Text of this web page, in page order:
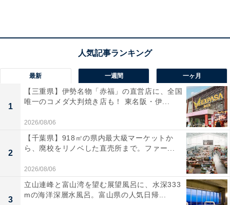
良しハグ”のデザインがされています。さらにハグをして
いるキャラたちの背景には、人気の高いコミック柄が使
われています。
最新 一週間 一ヶ月
1
【三重県】伊勢名物「赤福」の直営店に、全国
唯一のコメダ大判焼き店も！ 東名阪・伊...
2026/08/06
2
【千葉県】918㎡の県内最大級マーケットか
ら、廃校をリノベした直売所まで。ファー...
2026/08/06
3
立山連峰と富山湾を望む展望風呂に、水深333
mの海洋深層水風呂。富山県の人気日帰...